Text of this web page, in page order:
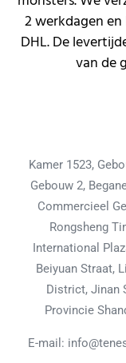
2 werkdagen
DHL. De
van de
Kamer 1523,
Gebouw 2,
Commercieel
Rongsheng
International
Beiyuan Straat,
District, Jinan
Provincie
E-mail: